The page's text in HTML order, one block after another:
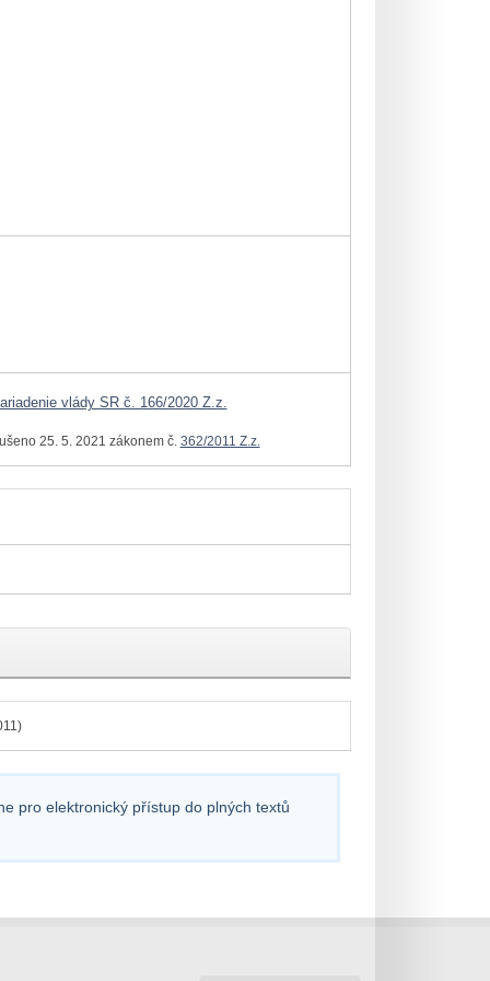
vlády SR č. 166/2020 Z.z.
25. 5. 2021 zákonem č. 362/2011 Z.z.
pro elektronický přístup do plných textů